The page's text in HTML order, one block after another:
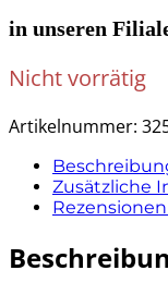
in unseren
Nicht vorrätig
Artikelnummer:
Zusätzliche